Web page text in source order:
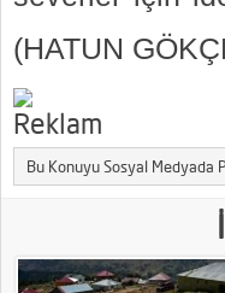
(HATUN
Bu Konuyu Sosyal Medyada